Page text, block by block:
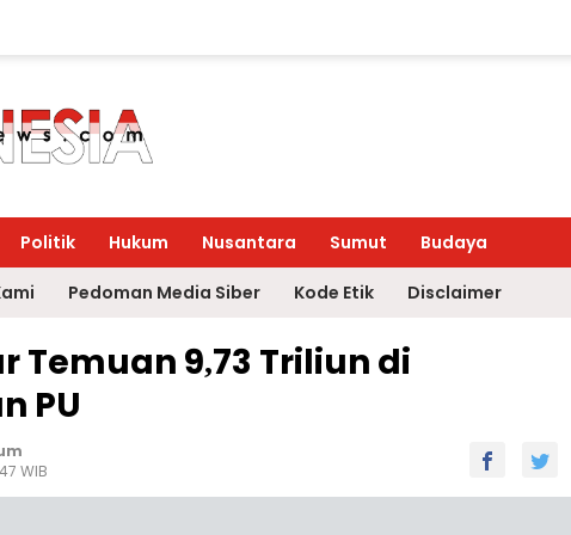
Politik Hukum Nusantara Sumut Budaya
Pedoman Media Siber Kode Etik Disclaimer
Temuan 9,73 Triliun di
PU
WIB